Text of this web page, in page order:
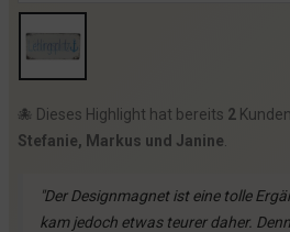
🐙 Dieses Highlight hat bereits 2
Stefanie, Markus und Janine
"Der Designmagnet ist eine tolle
kam jedoch etwas teurer daher.